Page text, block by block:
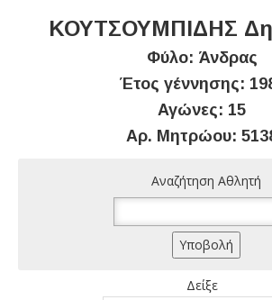
ΚΟΥΤΣΟΥΜΠΙΔΗΣ
Φύλο: Άνδρας
Έτος γέννησης:
Αγώνες: 15
Αρ. Μητρώου:
Αναζήτηση Αθλητή
Δείξε